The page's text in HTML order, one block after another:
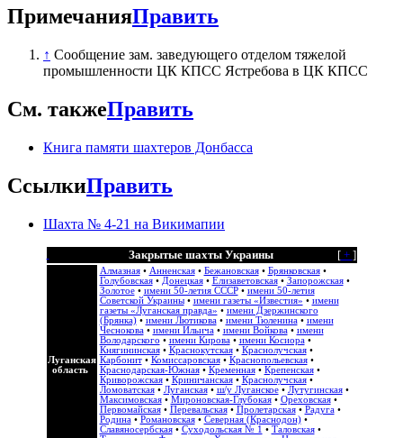
ПримечанияПравить
↑ Сообщение зам. заведующего отделом тяжелой
промышленности ЦК КПСС Ястребова в ЦК КПСС
См. такжеПравить
Книга памяти шахтеров Донбасса
СсылкиПравить
Шахта № 4-21 на Викимапии
[+ ]
Закрытые шахты Украины
Луганская
область
Алмазная• Анненская• Бежановская• Брянковская•
Голубовская• Донецкая• Елизаветовская• Запорожская•
Золотое• имени 50-летия СССР• имени 50-летия
Советской Украины• имени газеты «Известия» • имени
газеты «Луганская правда» • имени Дзержинского
(Брянка)• имени Лютикова• имени Тюленина• имени
Чеснокова• имени Ильича• имени Войкова• имени
Володарского • имени Кирова• имени Косиора•
Княгининская• Краснокутская• Краснолучская•
Карбонит• Комиссаровская• Краснопольевская•
Краснодарская-Южная• Кременная• Крепенская•
Криворожская• Криничанская• Краснолучская•
Ломоватская• Луганская• ш/у Луганское• Лутугинская•
Максимовская• Мироновская-Глубокая• Ореховская•
Первомайская• Перевальская• Пролетарская• Радуга•
Родина• Романовская• Северная (Краснодон)•
Славяносербская• Суходольская № 1 • Таловская•